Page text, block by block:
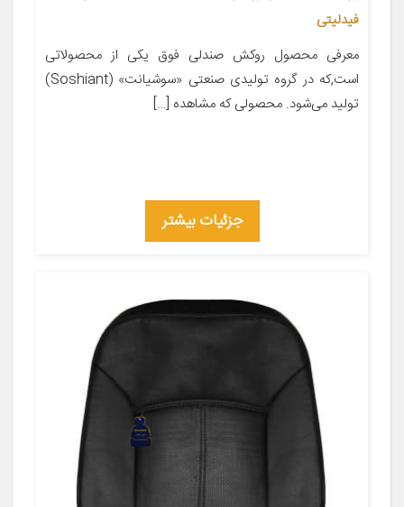
فیدلیتی
معرفی محصول روکش صندلی فوق یکی از محصولاتی
است,که در گروه تولیدی صنعتی «سوشیانت» (Soshiant)
تولید می‌شود. محصولی که مشاهده […]
جزئیات بیشتر